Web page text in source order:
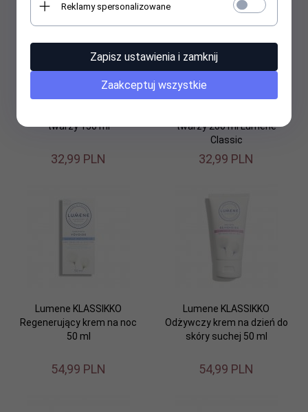
Lumene KLASSIKKO Głęboko
twarzy 150 ml
32,99 PLN
Lumene KLASSIKKO
twarzy 200 ml Lumene
Classic
32,99 PLN
Lumene KLASSIKKO
Regenerujący krem na noc
50 ml
54,99 PLN
Lumene KLASSIKKO
Odżywczy krem na dzień do
skóry suchej 50 ml
54,99 PLN
Reklamy spersonalizowane
Zapisz ustawienia i zamknij
Zaakceptuj wszystkie